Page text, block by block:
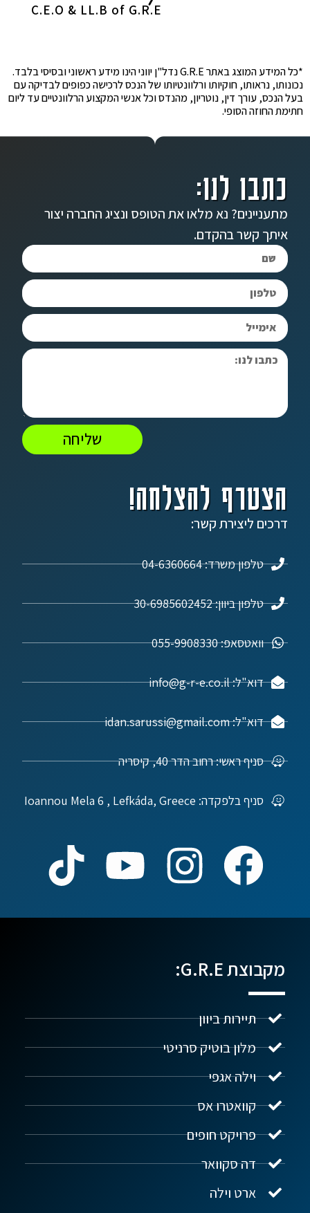
C.E.O & LL.B of G.R.E
*כל המידע המוצג באתר G.R.E נדל"ן יווני הינו מידע ראשוני ובסיסי בלבד.
נכונותו, נראותו, חוקיותו ורלוונטיותו של הנכס לרכישה כפופים לבדיקה עם
בעל הנכס, עורך דין, נוטריון, מהנדס וכל אנשי המקצוע הרלוונטיים עד ליום
חתימת החוזה הסופי.
הצטרף להצלחה!
דרכים ליצירת קשר:
טלפון משרד: 04-6360664
טלפון ביוון: 30-6985602452
וואטסאפ: 055-9908330
דוא"ל: info@g-r-e.co.il
דוא"ל: idan.sarussi@gmail.com
סניף ראשי: רחוב הדר 40, קיסריה
סניף בלפקדה: Ioannou Mela 6 , Lefkáda, Greece
כתבו לנו:
מתעניינים? נא מלאו את הטופס ונציג החברה יצור
איתך קשר בהקדם.
שליחה
מקבוצת G.R.E:
תיירות ביוון
מלון בוטיק סרניטי
וילה אגפי
קוואטרו אס
פרויקט חופים
דה סקוואר
ארט וילה
נדל"ן ביוון G.R.E
שלום! איך אפשר לעזור?